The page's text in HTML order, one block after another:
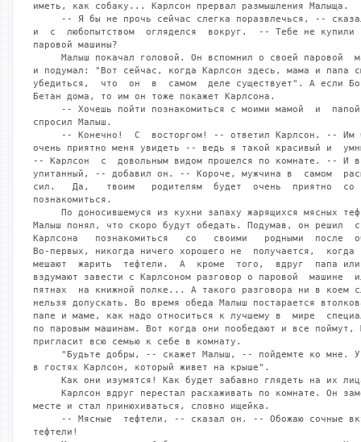
му в  мире  специалисту
по паровым машинам. Вот когда они пообедают и все поймут, Малыш
пригласит всю семью к себе в комнату.
     "Будьте добры, -- скажет Малыш, -- пойдемте ко мне. У меня
в гостях Карлсон, который живет на крыше".
     Как они изумятся! Как будет забавно глядеть на их лица!
     Карлсон вдруг перестал расхаживать по комнате. Он замер на
месте и стал принюхиваться, словно ищейка.
     -- Мясные  тефтели, -- сказал он. -- Обожаю сочные вкусные
тефтели!
     Малыш смутился. Собственно говоря, на эти  слова  Карлсона
надо  было  бы  ответить  только одно: "Если хочешь, останься и
пообедай с нами". Но Малыш не решился произнести  такую  фразу.
Невозможно  привести  Карлсона  к  обеду  без  предварительного
объяснения с родителями. Вот Кристера и Гуниллу --  это  другое
дело.  С  ними Малыш может примчаться в последнюю минуту, когда
все остальные уже сидят за столом, и сказать: "Милая мама, дай,
пожалуйста, Кристеру и Гунилле горохового супа  и  блинов".  Но
привести  к  обеду  совершенно  незнакомого маленького толстого
человечка, который к тому же взорвал паровую  машину  и  прожег
книжную полку, -- нет, этого так просто сделать нельзя!
     Но  ведь  Карлсон  только  что  заявил, что обожает сочные
вкусные мясные тефтели, -- значит, надо во чтобы  то  ни  стало
угостить его тефтелями, а то он еще обидится на Малыша и больше
не  захочет  с  ним  играть... Ах, как много теперь зависело от
этих, вкусных мясных тефтелей!
     -- Подожди минутку, -- сказал Малыш. -- Я сбега  на  кухню
за тефтелями.
      Карлсон одобряюще кивнул головой.
     -- Неси  скорей!  --  крикнул  он  вслед Малышу. -- Одними
картинами сыт не будешь!
     Малыш примчался  на  кухню.  Мама  в  клетчатом  переднике
стояла  у плиты и жарила превосходные тефтели. Время от времени
она  встряхивала  большую  сковородку,   и   плотно   уложенные
маленькие  мясные  шарики  подскакивали  и  переворачивались на
другую сторону.
     -- А, это ты, Малыш?  --  сказала  мама.  --  Скоро  будем
обедать.
     -- Мамочка, -- произнес Малыш самым вкрадчивым голосом, на
который  был  только  способен, -- мамочка, положи, пожалуйста,
несколько тефтелек на блюдце, и я отнесу их в свою комнату.
     -- Сейчас, сынок, мы сядем за стол, -- ответил; мама.
     -- Я знаю, но все равно мне очень нужно... После  обеда  я
тебе объясню, в чем дело.
     -- Ну   ладно,  ладно,  --  сказала  мама  и  положила  на
маленькую тарелочку шесть тефтелей. -- На, возьми.
     О, чудесные маленькие тефтели! Они пахли так восхитительно
и были такие поджаристые, румяные -- словом,  такие,  какими  и
должны быть хорошие мясные тефтели!
     Малыш  взял  тарелку  обеими руками и осторожно понес ее в
свою комнату.
     -- Вот и я, Карлсон! -- крикнул Малыш, отворяя дверь.
     Но Карлсон исчез. Малыш стоял с тарелкой посреди комнаты и
оглядывался по сторонам. Никакого Карлсона не  было.  Это  было
так грустно, что у Малыша сразу же испортилось настроение.
     -- Он ушел, -- сказал вслух Малыш. -- Он ушел. Но вдруг...
     -- Пип! -- донесся до Малыша какой-то странный писк.
     Малыш  повернул  голову. На кровати, рядом с подушкой, под
одеялом, шевелился какой-то маленький комок и пищал:
     -- Пип! Пип!
     А затем из-под одеяла выглянуло лукавое лицо Карлсона.
     -- Хи-хи! Ты сказал: "он ушел", "он ушел"... Хи-хи! А "он"
вовсе не ушел -- "он" только спрятался!.. -- пропищал Карлсон.
     Но тут он увидел в руках Малыша тарелочку  и  мигом  нажал
кнопку   на   животе.   Мотор   загудел,  Карлсон  стремительно
спикировал с кровати прямо к тарелке с тефтелями.  Он  на  лету
схватил  тефтельку, потом взвился к потолку и, сделав небольшой
круг под лампой, с довольным видом принялся жевать.
     -- Восхитительные тефтельки! -- воскликнул Карлсон. --  На
редкость вкусные тефтельки! Можно подумать, что их делал лучший
в  мире  специалист  по тефтелям!.. Но ты, конечно, знаешь, что
это не так, -- добавил он.
     Карлсон  снова  спикировал  к  тарелке  и  взял  еще  одну
тефтельку.
     В этот момент из кухни послышался мамин голос:
     -- Малыш, мы садимся обедать, быстро мой руки!
     -- Мне  надо  идти,  --  сказал  Малыш Карлсону и поставил
тарелочку на пол. -- Но я очень скоро вернусь. Обещай,  что  ты
меня дождешься.
     -- Хорошо, дождусь, -- сказал Карлсон. -- Но что мне здесь
делать  без  тебя?  -- Карлсон спланировал на пол и приземлился
возле Малыша. -- Пока тебя не будет, я хочу заняться чем-нибудь
интересным. У тебя правда нет больше паровых машин?
     -- Нет, -- ответил Малыш. -- .Машин нет, но есть кубики.
     -- Покажи, -- сказал Карлсон. Малыш достал из  шкафа,  где
лежали игрушки, ящик со строительным набором. Это был и в самом
деле  великолепный строительный материал -- разноцветные детали
различной формы. Их  можно  было  соединять  друг  с  другом  и
строить всевозможные вещи.
     -- Вот,  играй,  -- сказал Малыш. -- Из этого набора можно
сделать и автомобиль, и подъемный кран, и все, что хочешь...
     -- Неужели лучший в мире строитель не  знает,  --  прервал
Малыша  Карлсон,  -- что можно построить из этого строительного
материала!
     Карлсон сунул себе в рот еще одну тефтельку  и  кинулся  к
ящику с кубиками.
     -- Сейчас  ты  увидишь,  --  проговорил  он  и вывалил все
кубики на пол. -- Сейчас ты увидишь...
     Но Малышу надо было идти обедать. Как охотно он остался бы
здесь понаблюдать за работой лучшего в мире строителя! С порога
он еще раз оглянулся на Карлсона и увидел, что тот уже сидит на
полу возле горы кубиков и радостно напевает себе под нос:

     Ура, ура, ура!
     Прекрасная игра!
     Красив я и умен,
     И ловок, и силен!
     Люблю играть, люблю... жевать.

     Последние слова он пропел, проглотив четвертую тефтельку.
     Когда Малыш вошел в столовую, мама, папа,  Боссе  и  Бетан
уже  сидели  за  столом.  Малыш шмыгнул на свое место и повязал
вокруг шеи салфетку.
     -- Обещай мне одну вещь, мама. И ты, папа, тоже, -- сказал
он.
     -- Что же мы должны тебе обещать? -- спросила мама.
     -- Нет, ты раньше обещай!
     Папа был против того, чтобы обещать вслепую.
     -- А вдруг ты опять попросишь собаку? -- сказал папа.
     -- Нет, не собаку, -- ответил Малыш. -- А  кстати,  собаку
ты  мне  тоже  можешь  обещать,  если хочешь!.. Нет, это совсем
другое и нисколечко не опасное. Обещайте, что вы обещаете!
     -- Ну ладно, ладно, -- сказала мама.
     -- Значит, вы обещали, --  радостно  подхватил  Малыш,  --
ничего  не  говорить  насчет  паровой  машины Карлсону, который
живет на крыше...
     -- Интересно,  --  сказала  Бетан,  --   как   они   могут
что-нибудь  сказать  или  не сказать Карлсону о паровой машине,
раз они никогда с ним не встретятся?
     -- Нет, встретятся, -- спокойно ответил Малыш,  --  потому
что Карлсон сидит в моей комнате.!
     -- Ой, я сейчас подавлюсь! -- воскликнул Боссе. -- Карлсон
сидит в твоей комнате?
     -- Да,  представь  себе, сидит! -- И Малыш с торжествующим
видом поглядел по сторонам.
     Только бы они поскорее пообедали, и тогда они увидят...
     -- Нам было бы очень приятно познакомиться с Карлсоном, --
сказала мама.
     -- Карлсон тоже так думает! -- ответил Малыш.
     Наконец доели компот. Мама поднялась из-за  стола.  Настал
решающий миг.
      -- Пойдемте все, -- предложил Малыш.
     -- Тебе не придется нас упрашивать, -- сказала Бетан.
     -- Я не успокоюсь, пока не увижу этого самого Карлсона.
     Малыш шел впереди.
     -- Только  исполните, что обещали, -- сказал он, подойдя к
двери своей комнаты. -- Ни слова о паровой машине!
     Затем он нажал дверную ручку и открыл  дверь.  Карлсона  в
комнате не было. На этот раз по-настоящему не было. Нигде. Даже
в постели Малыша не шевелился маленький комок.
     Зато  на  полу возвышалась башня из кубиков. Очень